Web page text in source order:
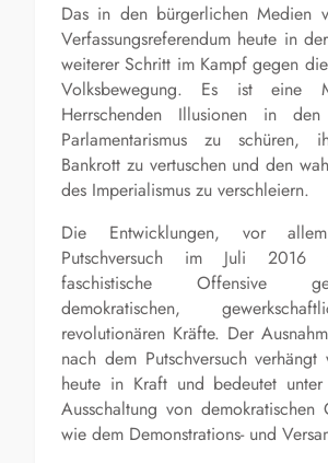
Das in den bürgerlichen Medien
Verfassungsreferendum heute in
weiterer Schritt im Kampf gegen
Volksbewegung. Es ist eine
Herrschenden Illusionen in den
Parlamentarismus zu schüren,
Bankrott zu vertuschen und den
des Imperialismus zu verschleiern.
Die Entwicklungen, vor
Putschversuch im Juli 2016
faschistische Offensive
demokratischen,
revolutionären Kräfte. Der
nach dem Putschversuch
heute in Kraft und bedeutet
Ausschaltung von demokratischen
wie dem Demonstrations- und